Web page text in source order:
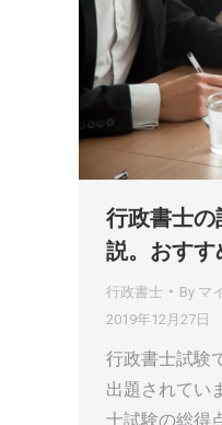
行政書士
説。おすす
行政書士 By マ
2019年12月27日
行政書士試験
出題されてい
士試験の総得